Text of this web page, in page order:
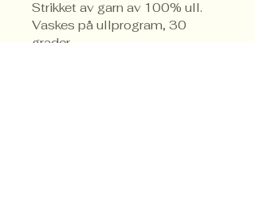
Strikket av garn av 100% ull.
Vaskes på ullprogram, 30
grader.